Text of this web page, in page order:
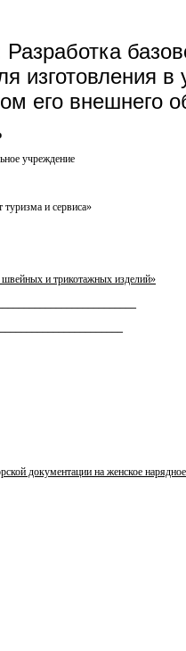
изготовления
его внешнего
учреждение
туризма и сервиса»
швейных и трикотажных изделий»
документации на женское